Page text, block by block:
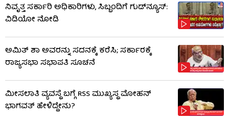
ನಿವೃತ್ತ ಸರ್ಕಾರಿ ಅಧಿಕಾರಿಗಳು, ಸಿಬ್ಬಂದಿಗೆ ಗುಡ್​ನ್ಯೂಸ್:
ವಿಡಿಯೋ ನೋಡಿ
ಅಮಿತ್ ಶಾ ಅವರನ್ನು ಸದನಕ್ಕೆ ಕರೆಸಿ; ಸರ್ಕಾರಕ್ಕೆ
ರಾಜ್ಯಸಭಾ ಸಭಾಪತಿ ಸೂಚನೆ
ಮೀಸಲಾತಿ ವ್ಯವಸ್ಥೆ ಬಗ್ಗೆ RSS​ ಮುಖ್ಯಸ್ಥ ಮೋಹನ್
ಭಾಗವತ್ ಹೇಳಿದ್ದೇನು?